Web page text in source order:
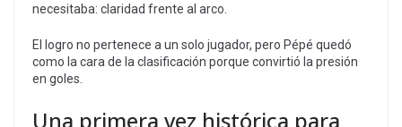
necesitaba: claridad frente al arco.
El logro no pertenece a un solo jugador, pero Pépé quedó
como la cara de la clasificación porque convirtió la presión
en goles.
Una primera vez histórica para